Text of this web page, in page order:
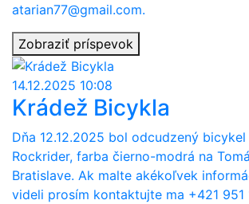
atarian77@gmail.com.
Zobraziť príspevok
14.12.2025 10:08
Krádež Bicykla
Dňa 12.12.2025 bol odcudzený
Rockrider, farba čierno-modrá na
Bratislave. Ak malte akékoľvek
videli prosím kontaktujte ma +421 951